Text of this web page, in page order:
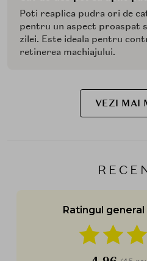
Poti reaplica pudra ori de
pentru un aspect proaspat
zilei. Este ideala pentru
retinerea machiajului.
VEZI MAI
Ratingul